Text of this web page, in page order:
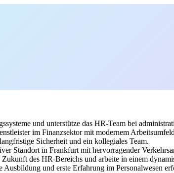
und unterstütze das HR-Team bei
im Finanzsektor mit modernem
Sicherheit und ein kollegiales Team.
Standort in Frankfurt mit hervorragender
Zukunft des HR-Bereichs und arbeite in einem
Ausbildung und erste Erfahrung im Personalwesen